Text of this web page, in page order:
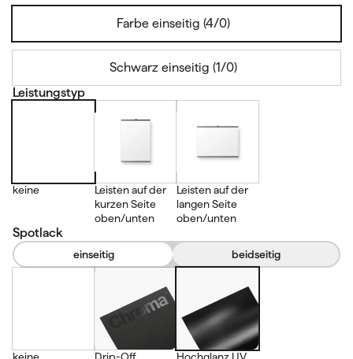
Farbe einseitig (4/0)
Schwarz einseitig (1/0)
Leistungstyp
keine
Leisten auf der
kurzen Seite
oben/unten
Leisten auf der
langen Seite
oben/unten
Spotlack
einseitig beidseitig